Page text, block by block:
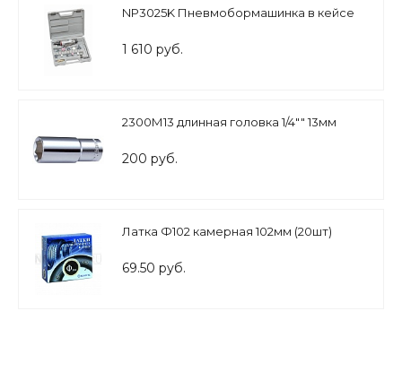
NP3025K Пневмобормашинка в кейсе
1 610 руб.
2300М13 длинная головка 1/4"" 13мм
200 руб.
Латка Ф102 камерная 102мм (20шт)
69.50 руб.